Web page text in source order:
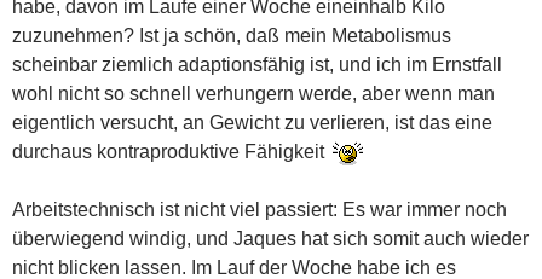
habe, davon im Laufe einer Woche eineinhalb Kilo
zuzunehmen? Ist ja schön, daß mein Metabolismus
scheinbar ziemlich adaptionsfähig ist, und ich im Ernstfall
wohl nicht so schnell verhungern werde, aber wenn man
eigentlich versucht, an Gewicht zu verlieren, ist das eine
durchaus kontraproduktive Fähigkeit
Arbeitstechnisch ist nicht viel passiert: Es war immer noch
überwiegend windig, und Jaques hat sich somit auch wieder
nicht blicken lassen. Im Lauf der Woche habe ich es